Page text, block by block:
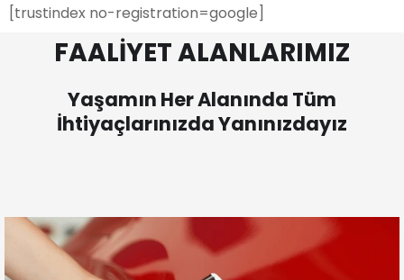
[trustindex no-registration=google]
FAALİYET ALANLARIMIZ
Yaşamın Her Alanında Tüm
İhtiyaçlarınızda Yanınızdayız